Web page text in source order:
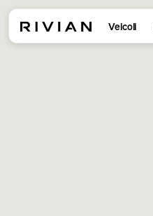
Veicoli